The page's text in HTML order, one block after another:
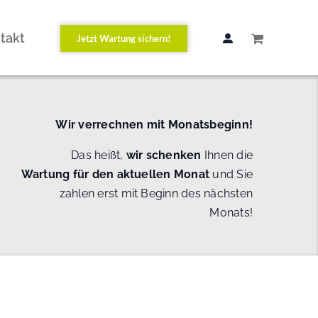
Jetzt Wartung sichern!
Wir verrechnen mit Monatsbeginn!
Das heißt, wir schenken Ihnen die
Wartung für den aktuellen Monat und Sie
zahlen erst mit Beginn des nächsten
Monats!